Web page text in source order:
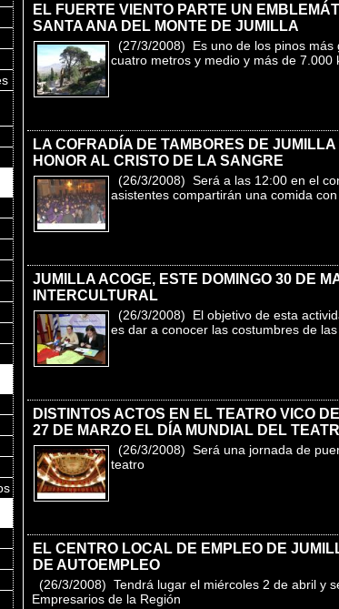
EL FUERTE VIENTO PARTE UN
SANTA ANA DEL MONTE DE JUMILLA
(27/3/2008) Es uno de los pinos
cuatro metros y medio y más de 7.000
LA COFRADÍA DE TAMBORES DE
HONOR AL CRISTO DE LA SANGRE
(26/3/2008) Será a las 12:00 en el
asistentes compartirán una comida
JUMILLA ACOGE, ESTE DOMINGO 30 DE
INTERCULTURAL
(26/3/2008) El objetivo de esta
es dar a conocer las costumbres de
DISTINTOS ACTOS EN EL TEATRO VICO
27 DE MARZO EL DÍA MUNDIAL DEL
(26/3/2008) Será una jornada de
teatro
EL CENTRO LOCAL DE EMPLEO DE
DE AUTOEMPLEO
(26/3/2008) Tendrá lugar el miércoles 2 de abril y
Empresarios de la Región